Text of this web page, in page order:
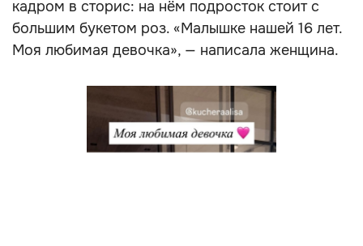
кадром в сторис: на нём подросток стоит с
большим букетом роз. «Малышке нашей 16 лет.
Моя любимая девочка», — написала женщина.